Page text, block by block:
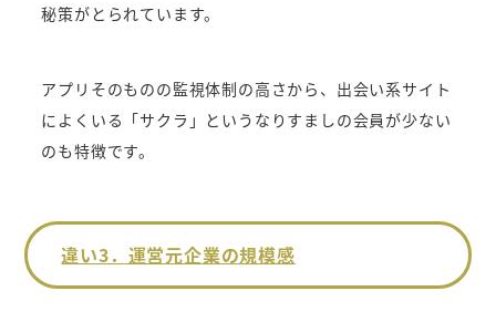
秘策がとられています。
アプリそのものの監視体制の高さから、出会い系サイト
によくいる「サクラ」というなりすましの会員が少ない
のも特徴です。
違い3．運営元企業の規模感